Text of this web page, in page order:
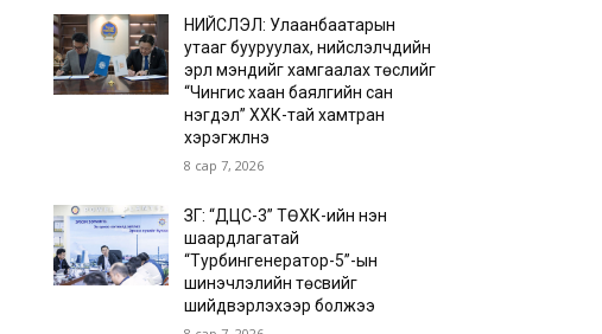
НИЙСЛЭЛ: Улаанбаатарын
утааг бууруулах, нийслэлчүүдийн
эрүүл мэндийг хамгаалах төслийг
“Чингис хаан баялгийн сан
нэгдэл” ХХК-тай хамтран
хэрэгжүүлнэ
8 сар 7, 2026
ЗГ: “ДЦС-3” ТӨХК-ийн нэн
шаардлагатай
“Турбингенератор-5”-ын
шинэчлэлийн төсвийг
шийдвэрлэхээр болжээ